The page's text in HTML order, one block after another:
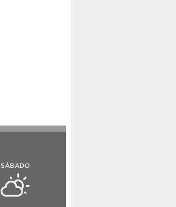
SÁBADO